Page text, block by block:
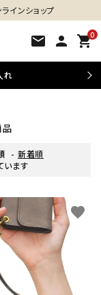
インショップ
mail person 0
shopping_cart
れ
品
- 新着順
ます
favorite